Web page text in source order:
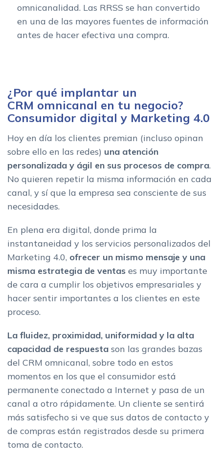
omnicanalidad. Las RRSS se han convertido
en una de las mayores fuentes de información
antes de hacer efectiva una compra.
¿Por qué implantar un
CRM omnicanal en tu negocio?
Consumidor digital y Marketing 4.0
Hoy en día los clientes premian (incluso opinan
sobre ello en las redes) una atención
personalizada y ágil en sus procesos de compra.
No quieren repetir la misma información en cada
canal, y sí que la empresa sea consciente de sus
necesidades.
En plena era digital, donde prima la
instantaneidad y los servicios personalizados del
Marketing 4.0, ofrecer un mismo mensaje y una
misma estrategia de ventas es muy importante
de cara a cumplir los objetivos empresariales y
hacer sentir importantes a los clientes en este
proceso.
La fluidez, proximidad, uniformidad y la alta
capacidad de respuesta son las grandes bazas
del CRM omnicanal, sobre todo en estos
momentos en los que el consumidor está
permanente conectado a Internet y pasa de un
canal a otro rápidamente. Un cliente se sentirá
más satisfecho si ve que sus datos de contacto y
de compras están registrados desde su primera
toma de contacto.